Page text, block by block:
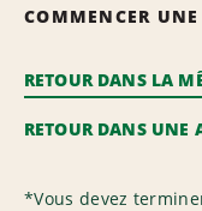
COMMENCER
RETOUR DANS LA
RETOUR DANS UNE
*Vous devez